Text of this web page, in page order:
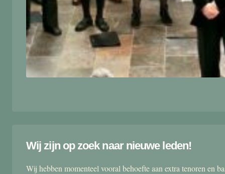
Wij zijn op zoek naar nieuwe leden!
Wij hebben momenteel vooral behoefte aan extra tenoren en